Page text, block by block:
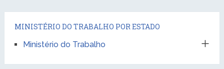
MINISTÉRIO DO TRABALHO POR ESTADO
Ministério do Trabalho